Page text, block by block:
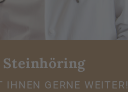
Steinhöring
GERNE WEITER!